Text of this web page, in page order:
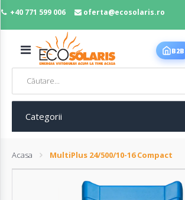
+40 771 599 006 oferta@ecosolaris.ro
MENIU
Panouri
fotovoltaice
Sisteme
fotovoltaice
B2B
Categorii
Acasa MultiPlus 24/500/10-16 Compact